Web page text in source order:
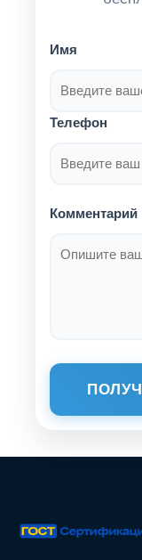
Имя
Телефон
Комментарий